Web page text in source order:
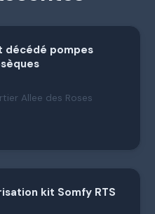
décédé pompes
Allee des Roses
kit Somfy RTS